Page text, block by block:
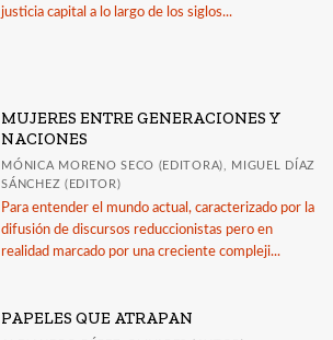
justicia capital a lo largo de los siglos...
MUJERES ENTRE GENERACIONES Y
NACIONES
MÓNICA MORENO SECO (EDITORA), MIGUEL DÍAZ
SÁNCHEZ (EDITOR)
Para entender el mundo actual, caracterizado por la
difusión de discursos reduccionistas pero en
realidad marcado por una creciente compleji...
PAPELES QUE ATRAPAN